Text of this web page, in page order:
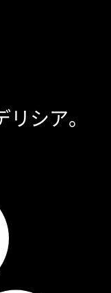
リシア。